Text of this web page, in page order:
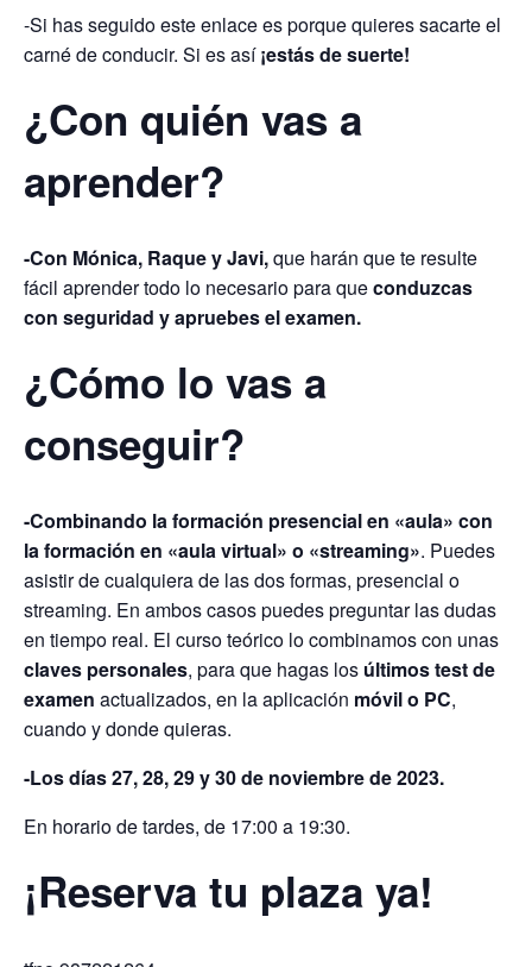
-Si has seguido este enlace es porque quieres sacarte el
carné de conducir. Si es así¡estás de suerte!
¿Con quién vas a
aprender?
-Con Mónica, Raque y Javi,que harán que te resulte
fácil aprender todo lo necesario para queconduzcas
con seguridad y apruebes el examen.
¿Cómo lo vas a
conseguir?
-Combinando la formación presencial en «aula» con
la formación en «aula virtual» o «streaming». Puedes
asistir de cualquiera de las dos formas, presencial o
streaming. En ambos casos puedes preguntar las dudas
en tiempo real. El curso teórico lo combinamos con unas
claves personales, para que hagas los últimos test de
examen actualizados, en la aplicación móvil o PC,
cuando y donde quieras.
-Los días 27, 28, 29 y 30 de noviembre de 2023.
En horario de tardes, de 17:00 a 19:30.
¡Reserva tu plaza ya!